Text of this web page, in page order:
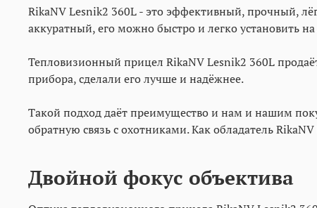
RikaNV Lesnik2 360L - это эффективный, прочный,
аккуратный, его можно быстро и легко установить
Тепловизионный прицел RikaNV Lesnik2 360L
прибора, сделали его лучше и надёжнее.
Такой подход даёт преимущество и нам и нашим
обратную связь с охотниками. Как обладатель
Двойной фокус объектива